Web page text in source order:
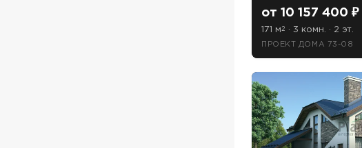
от 10 157 400 ₽
171 м2 · 3 комн. · 2 эт.
ПРОЕКТ ДОМА 73-08